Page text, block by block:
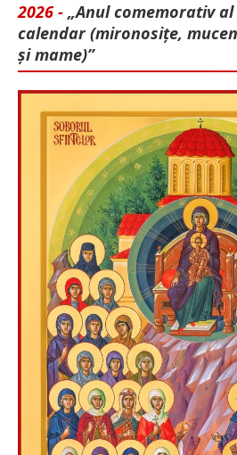
2026 - „Anul comemorativ
calendar (mironosițe,
și mame)”